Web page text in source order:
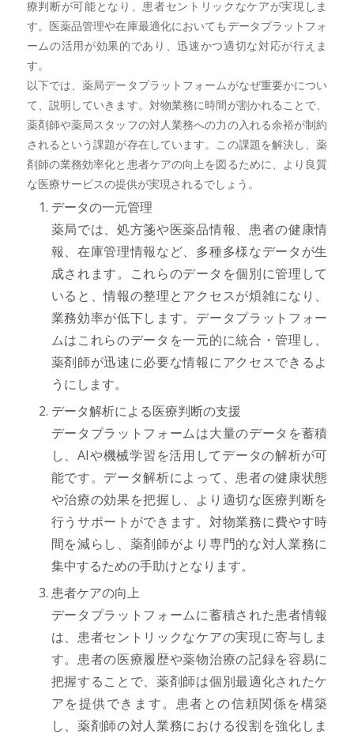
療判断が可能となり、患者セントリックなケアが実現しま
す。医薬品管理や在庫最適化においてもデータプラットフォ
ームの活用が効果的であり、迅速かつ適切な対応が行えま
す。
以下では、薬局データプラットフォームがなぜ重要かについ
て、説明していきます。対物業務に時間が割かれることで、
薬剤師や薬局スタッフの対人業務への力の入れる余裕が制約
されるという課題が存在しています。この課題を解決し、薬
剤師の業務効率化と患者ケアの向上を図るために、より良質
な医療サービスの提供が実現されるでしょう。
データの一元管理
薬局では、処方箋や医薬品情報、患者の健康情
報、在庫管理情報など、多種多様なデータが生
成されます。これらのデータを個別に管理して
いると、情報の整理とアクセスが煩雑になり、
業務効率が低下します。データプラットフォー
ムはこれらのデータを一元的に統合・管理し、
薬剤師が迅速に必要な情報にアクセスできるよ
うにします。
データ解析による医療判断の支援
データプラットフォームは大量のデータを蓄積
し、AIや機械学習を活用してデータの解析が可
能です。データ解析によって、患者の健康状態
や治療の効果を把握し、より適切な医療判断を
行うサポートができます。対物業務に費やす時
間を減らし、薬剤師がより専門的な対人業務に
集中するための手助けとなります。
患者ケアの向上
データプラットフォームに蓄積された患者情報
は、患者セントリックなケアの実現に寄与しま
す。患者の医療履歴や薬物治療の記録を容易に
把握することで、薬剤師は個別最適化されたケ
アを提供できます。患者との信頼関係を構築
し、薬剤師の対人業務における役割を強化しま